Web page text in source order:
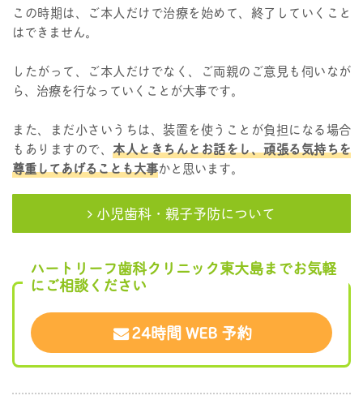
この時期は、ご本人だけで治療を始めて、終了していくこと
はできません。
したがって、ご本人だけでなく、ご両親のご意見も伺いなが
ら、治療を行なっていくことが大事です。
また、まだ小さいうちは、装置を使うことが負担になる場合
もありますので、 本人ときちんとお話をし、頑張る気持ちを
尊重してあげることも大事かと思います。
小児歯科・親子予防について
ハートリーフ歯科クリニック東大島までお気軽
にご相談ください
24時間 WEB 予約